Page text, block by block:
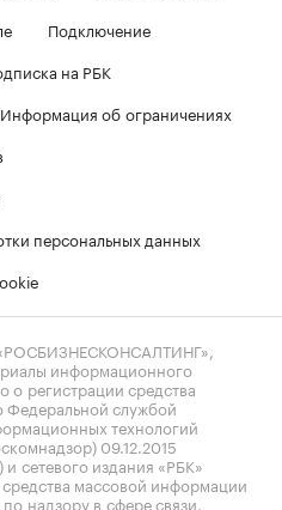
Подключение
на РБК
Информация об ограничениях
персональных данных
информационного
о регистрации средства
службой
технологий
09.12.2015
сетевого издания «РБК»
массовой информации
надзору в сфере связи,